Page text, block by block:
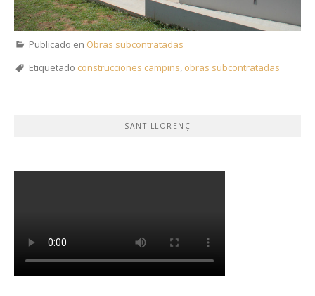
Publicado en Obras subcontratadas
Etiquetado construcciones campins, obras subcontratadas
SANT LLORENÇ